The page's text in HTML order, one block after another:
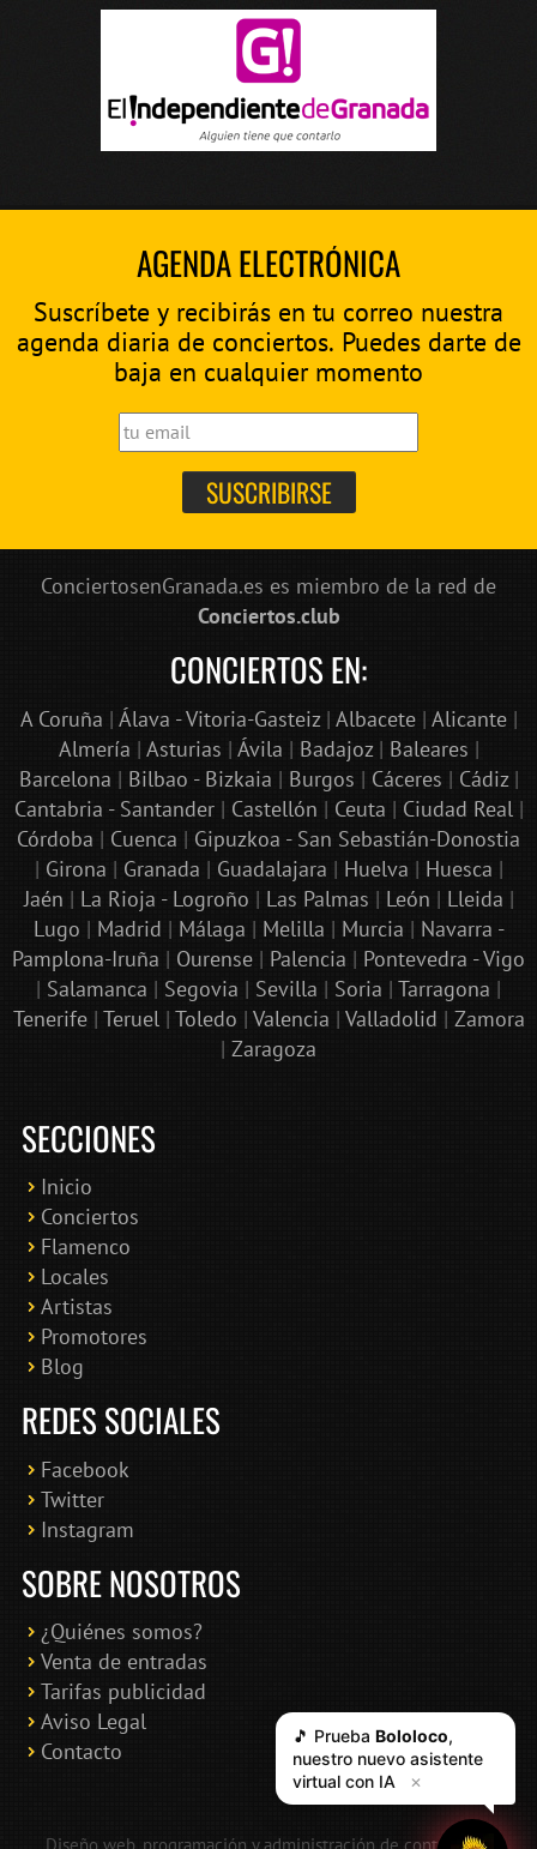
AGENDA ELECTRÓNICA
Suscríbete y recibirás en tu correo nuestra
agenda diaria de conciertos. Puedes darte de
baja en cualquier momento
ConciertosenGranada.es es miembro de la red de
Conciertos.club
CONCIERTOS EN:
A Coruña | Álava - Vitoria-Gasteiz| Albacete| Alicante|
Almería | Asturias | Ávila | Badajoz| Baleares |
Barcelona | Bilbao - Bizkaia | Burgos | Cáceres | Cádiz|
Cantabria - Santander| Castellón | Ceuta | Ciudad Real|
Córdoba | Cuenca | Gipuzkoa - San Sebastián-Donostia
| Girona | Granada | Guadalajara | Huelva | Huesca |
Jaén | La Rioja - Logroño | Las Palmas | León | Lleida |
Lugo | Madrid | Málaga | Melilla | Murcia | Navarra -
Pamplona-Iruña | Ourense | Palencia | Pontevedra - Vigo
| Salamanca | Segovia | Sevilla | Soria | Tarragona |
Tenerife| Teruel| Toledo | Valencia | Valladolid | Zamora
| Zaragoza
SECCIONES
Inicio
Conciertos
Flamenco
Locales
Artistas
Promotores
Blog
REDES SOCIALES
Facebook
Twitter
Instagram
SOBRE NOSOTROS
¿Quiénes somos?
Venta de entradas
Tarifas publicidad
Aviso Legal
Contacto
🎵 Prueba Bololoco,
nuestro nuevo asistente
virtual con IA
✕